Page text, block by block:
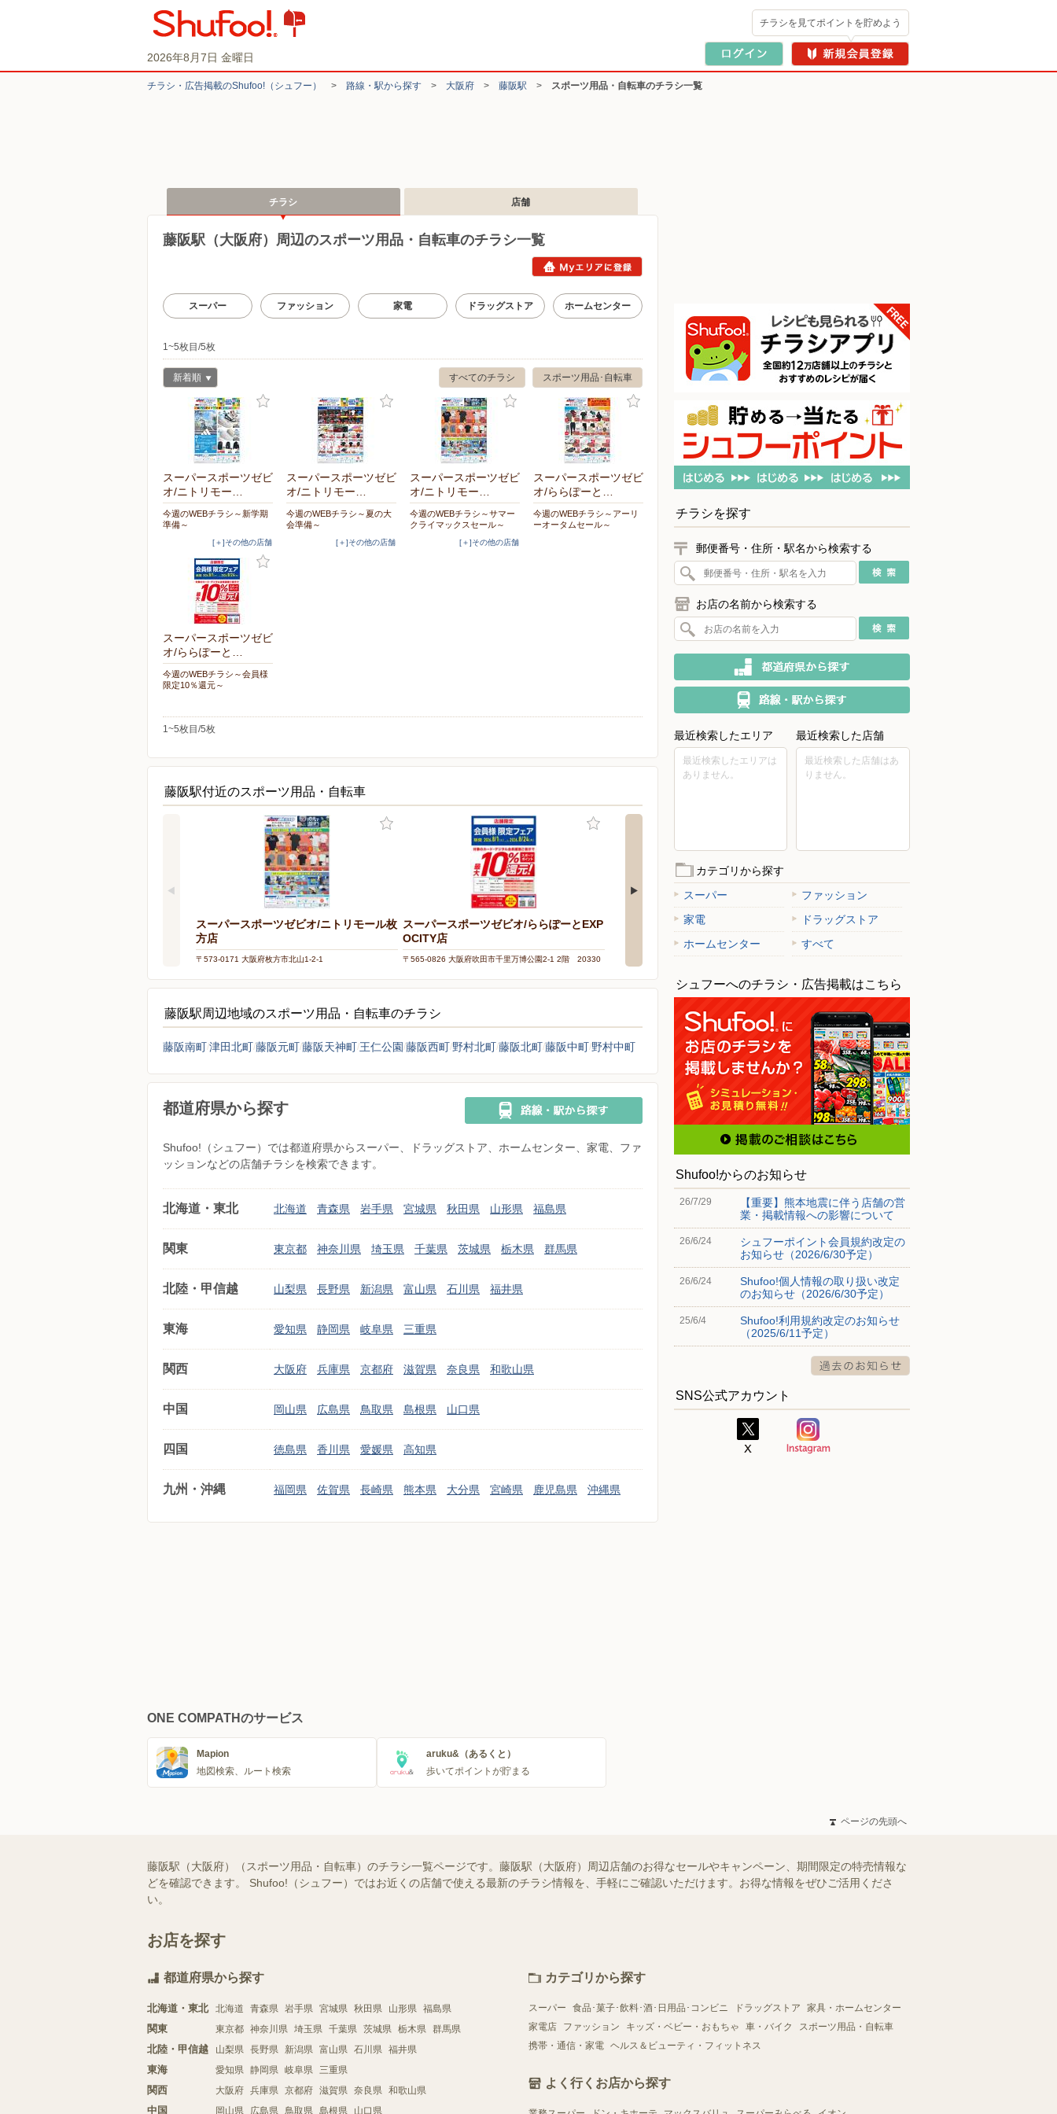
2026年8月7日 金曜日
チラシを見てポイントを貯めよう
チラシ・​広告掲載の​Shufoo!​（シュフー） > 路線・駅から探す > 大阪府 > 藤阪駅 > スポーツ用品・自転車のチラシ一覧
チラシ 店舗
藤阪駅（大阪府）周辺のスポーツ用品・自転車のチラシ一覧
スーパー ファッション 家電 ドラッグストア ホームセンター
1~5枚目/5枚
スポーツ用品･自転車
すべてのチラシ
新着順
スーパースポーツゼビ
オ/ニトリモー…
今週のWEBチラシ～新学期
準備～
[＋]その他の店舗
スーパースポーツゼビ
オ/ニトリモー…
今週のWEBチラシ～夏の大
会準備～
[＋]その他の店舗
スーパースポーツゼビ
オ/ニトリモー…
今週のWEBチラシ～サマー
クライマックスセール～
[＋]その他の店舗
スーパースポーツゼビ
オ/ららぽーと…
今週のWEBチラシ～アーリ
ーオータムセール～
スーパースポーツゼビ
オ/ららぽーと…
今週のWEBチラシ～会員様
限定10％還元～
1~5枚目/5枚
藤阪駅付近のスポーツ用品・自転車
スーパースポーツゼビオ/ニトリモール枚
方店
〒573-0171 大阪府枚方市北山1-2-1
スーパースポーツゼビオ/ららぽーとEXP
OCITY店
〒565-0826 大阪府吹田市千里万博公園2-1 2階 20330
藤阪駅周辺地域のスポーツ用品・自転車のチラシ
藤阪南町津田北町藤阪元町藤阪天神町 王仁公園 藤阪西町 野村北町藤阪北町藤阪中町 野村中町
都道府県から探す
Shufoo!（シュフー）では都道府県からスーパー、ドラッグストア、ホームセンター、家電、ファ
ッションなどの店舗チラシを検索できます。
北海道・東北 北海道 青森県 岩手県 宮城県 秋田県 山形県 福島県
関東 東京都 神奈川県 埼玉県 千葉県 茨城県 栃木県 群馬県
北陸・甲信越 山梨県 長野県 新潟県 富山県 石川県 福井県
東海 愛知県 静岡県 岐阜県 三重県
関西 大阪府 兵庫県 京都府 滋賀県 奈良県 和歌山県
中国 岡山県 広島県 鳥取県 島根県 山口県
四国 徳島県 香川県 愛媛県 高知県
九州・沖縄 福岡県 佐賀県 長崎県 熊本県 大分県 宮崎県 鹿児島県 沖縄県
チラシを探す
郵便番号・住所・駅名から検索する
お店の名前から検索する
最近検索したエリア
最近検索したエリアは
ありません。
最近検索した店舗
最近検索した店舗はあ
りません。
カテゴリから探す
スーパー
ファッション
家電
ドラッグストア
ホームセンター
すべて
シュフーへのチラシ・広告掲載はこちら
Shufoo!からのお知らせ
26/7/29
【重要】熊本地震に伴う店舗の営
業・掲載情報への影響について
26/6/24
シュフーポイント会員規約改定の
お知らせ（2026/6/30予定）
26/6/24
Shufoo!個人情報の取り扱い改定
のお知らせ（2026/6/30予定）
25/6/4
Shufoo!利用規約改定のお知らせ
（2025/6/11予定）
SNS公式アカウント
ONE COMPATHのサービス
Mapion
地図検索、ルート検索
aruku&（あるくと）
歩いてポイントが貯まる
ページの先頭へ
藤阪駅（大阪府）（スポーツ用品・自転車）のチラシ一覧ページです。藤阪駅（大阪府）周辺店舗のお得なセールやキャンペーン、期間限定の特売情報な
どを確認できます。 Shufoo!（シュフー）ではお近くの店舗で使える最新のチラシ情報を、手軽にご確認いただけます。お得な情報をぜひご活用くださ
い。
お店を探す
都道府県から探す
北海道・東北 北海道 青森県 岩手県 宮城県 秋田県 山形県 福島県
関東 東京都 神奈川県 埼玉県 千葉県 茨城県 栃木県 群馬県
北陸・甲信越 山梨県 長野県 新潟県 富山県 石川県 福井県
東海 愛知県 静岡県 岐阜県 三重県
関西 大阪府 兵庫県 京都府 滋賀県 奈良県 和歌山県
中国 岡山県 広島県 鳥取県 島根県 山口県
カテゴリから探す
スーパー 食品･菓子･飲料･酒･日用品･コンビニ ドラッグストア
家具・ホームセンター
家電店
ファッション キッズ・ベビー・おもちゃ 車・バイク
スポーツ用品・自転車
携帯・通信・家電 ヘルス＆ビューティ・フィットネス
よく行くお店から探す